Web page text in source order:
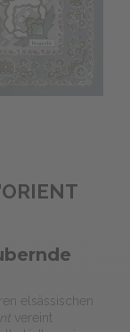
elsässischen
vereint